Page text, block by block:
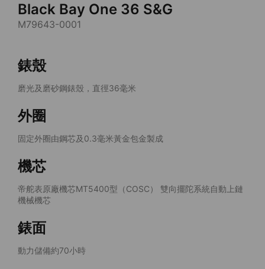
Black Bay One 36 S&G
M79643-0001
錶殼
磨光及磨砂鋼錶殼，直徑36毫米
外圈
固定外圈由鋼芯及0.3毫米黃金包金製成
機芯
帝舵表原廠機芯MT5400型（COSC） 雙向擺陀系統自動上鏈
機械機芯
錶面
動力儲備約70小時